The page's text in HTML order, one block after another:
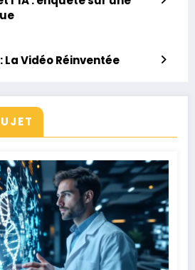
La Vidéo Réinventée